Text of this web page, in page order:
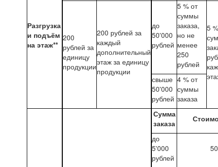
Разгрузка
и подъём
на этаж**
200
рублей за
единицу
продукции
200 рублей за
каждый
дополнительный
этаж за единицу
продукции
до
50'000
рублей
5 % от
суммы
заказа,
но не
менее
250
рублей
5
свыше
50'000
рублей
4 % от
суммы
заказа
Сумма
заказа
до
5'000
рублей